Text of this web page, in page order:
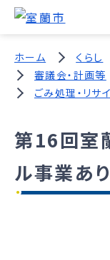
ホーム くらし
審議会・計画等
ごみ処理・リ
第16回室
ル事業あ